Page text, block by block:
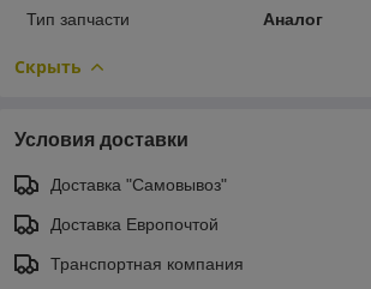
Тип запчасти
Аналог
Скрыть
Условия доставки
Доставка "Самовывоз"
Доставка Европочтой
Транспортная компания